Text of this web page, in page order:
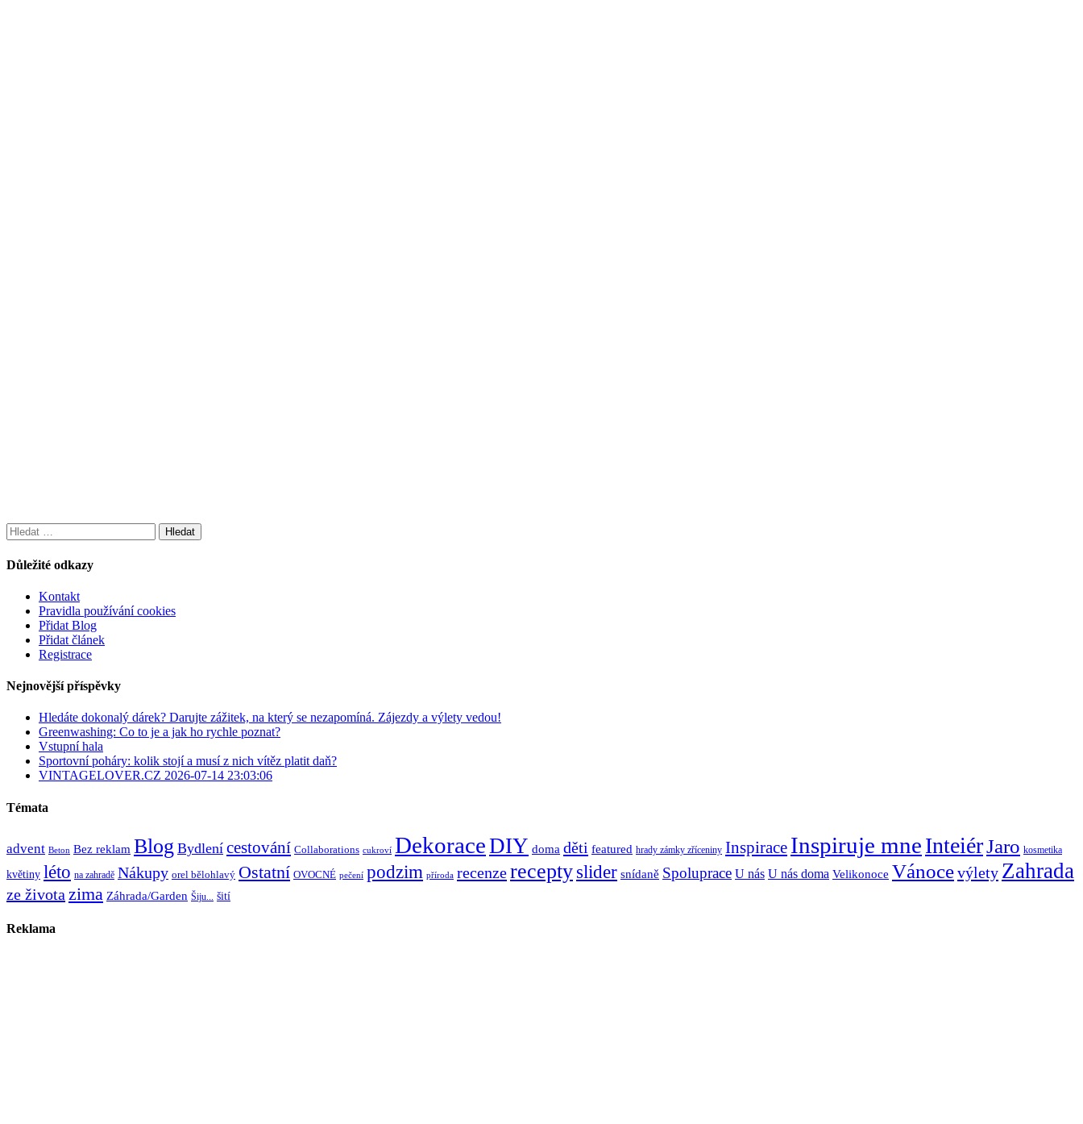
Vyhledávání
Důležité odkazy
Kontakt
Pravidla používání cookies
Přidat Blog
Přidat článek
Registrace
Nejnovější příspěvky
Hledáte dokonalý dárek? Darujte zážitek, na který se nezapomíná. Zájezdy a výlety vedou!
Greenwashing: Co to je a jak ho rychle poznat?
Vstupní hala
Sportovní poháry: kolik stojí a musí z nich vítěz platit daň?
VINTAGELOVER.CZ 2026-07-14 23:03:06
Témata
advent Beton Bez reklam Blog Bydlení cestování Collaborations cukroví DekoraceDIY doma děti featured hrady zámky zříceniny Inspirace Inspiruje mneInteiérJaro kosmetika
květiny léto na zahradě Nákupy orel bělohlavý Ostatní OVOCNÉ pečení podzim příroda recenzerecepty slider snídaně Spoluprace U nás U nás doma Velikonoce Vánocevýlety Zahrada
ze života zima Záhrada/Garden Šiju... šití
Reklama